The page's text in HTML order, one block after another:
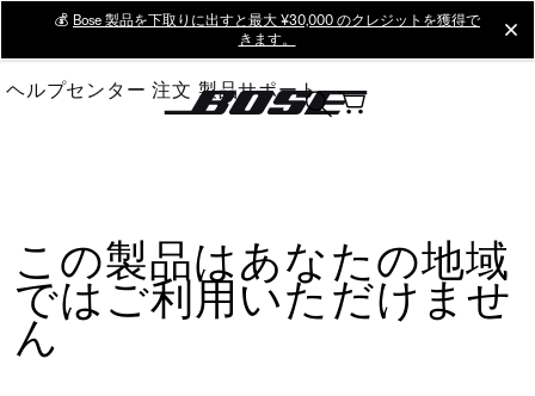
Main
💰 Bose 製品を下取りに出すと最大 ¥30,000 のクレジットを獲得で
きます。
ヘルプセンター 注文 製品サポート
この製品はあなたの地域
ではご利用いただけませ
ん